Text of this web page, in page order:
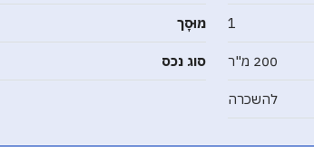
1 מוּסָך
200 מ"ר סוג נכס
להשכרה